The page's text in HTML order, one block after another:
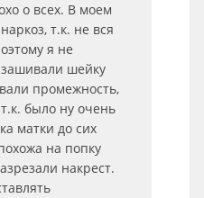
о всех. В моем
т.к. не вся
я не
зашивали шейку
промежность,
было ну очень
матки до сих
на попку
накрест.